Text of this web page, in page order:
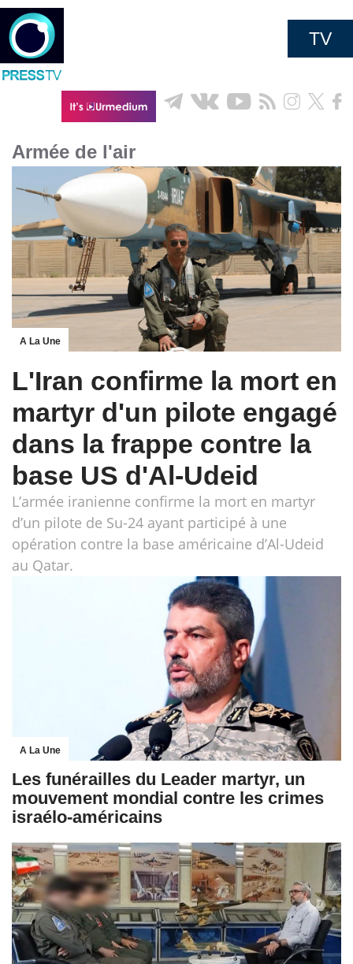
TV
Armée de l'air
A La Une
L'Iran confirme la mort en
martyr d'un pilote engagé
dans la frappe contre la
base US d'Al-Udeid
L’armée iranienne confirme la mort en martyr
d’un pilote de Su-24 ayant participé à une
opération contre la base américaine d’Al-Udeid
au Qatar.
A La Une
Les funérailles du Leader martyr, un
mouvement mondial contre les crimes
israélo-américains